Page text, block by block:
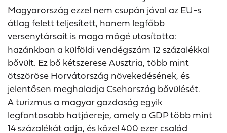
Magyarország ezzel nem csupán jóval az EU-s
átlag felett teljesített, hanem legfőbb
versenytársait is maga mögé utasította:
hazánkban a külföldi vendégszám 12 százalékkal
bővült. Ez bő kétszerese Ausztria, több mint
ötszöröse Horvátország növekedésének, és
jelentősen meghaladja Csehország bővülését.
A turizmus a magyar gazdaság egyik
legfontosabb hatjóereje, amely a GDP több mint
14 százalékát adja, és közel 400 ezer család